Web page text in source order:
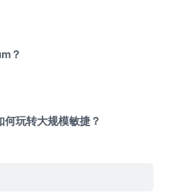
？
玩转大规模敏捷？